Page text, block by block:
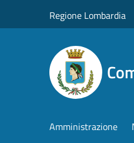
Regione Lombardia
Amministrazione